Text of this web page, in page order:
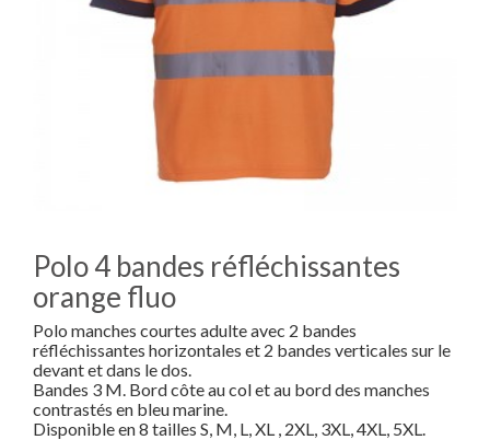
Polo 4 bandes réfléchissantes
orange fluo
Polo manches courtes adulte avec 2 bandes
réfléchissantes horizontales et 2 bandes verticales sur le
devant et dans le dos.
Bandes 3 M. Bord côte au col et au bord des manches
contrastés en bleu marine.
Disponible en 8 tailles S, M, L, XL , 2XL, 3XL, 4XL, 5XL.